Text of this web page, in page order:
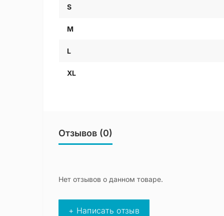
S
M
L
XL
Отзывов (0)
Нет отзывов о данном товаре.
+ Написать отзыв